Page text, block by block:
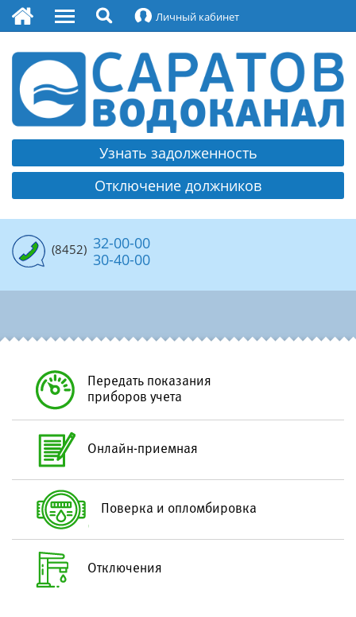
Личный кабинет
Руководство
Охрана труда
Контакты
Платежные реквизиты МУПП
Раскрытие информации
Политика обработки и защиты персональных
данных
Противодействие коррупции
Вакансии
Схема водоподготовки
Качество воды
Санбюллетень по качеству питьевой воды
Водоотведение
Структура водоотведения
Технология очистки сточных вод
Контроль состава сточных вод
Узнать задолженность
Отключение должников
(8452) 32-00-00
30-40-00
Передать показания
приборов учета
Онлайн-приемная
Поверка и опломбировка
Отключения